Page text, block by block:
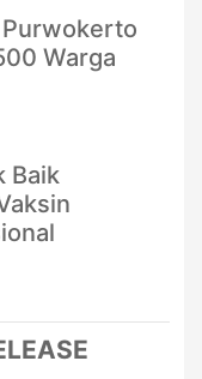
Purwokerto
Warga
Baik